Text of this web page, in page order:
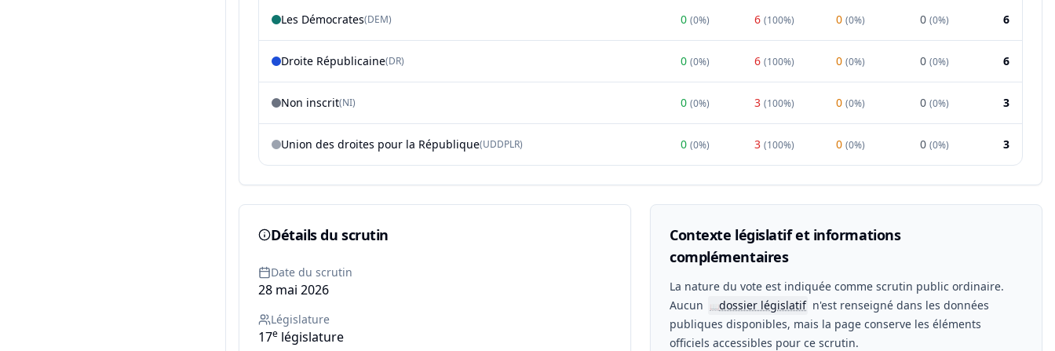
Les Démocrates(DEM) 0 (0%) 6 (100%) 0 (0%) 0 (0%) 6
Droite Républicaine(DR) 0 (0%) 6 (100%) 0 (0%) 0 (0%) 6
Non inscrit(NI) 0 (0%) 3 (100%) 0 (0%) 0 (0%) 3
Union des droites pour la République(UDDPLR) 0 (0%) 3 (100%) 0 (0%) 0 (0%) 3
Détails du scrutin
Date du scrutin
28 mai 2026
Législature
17e législature
Contexte législatif et informations
complémentaires
La nature du vote est indiquée comme scrutin public ordinaire.
Aucun
📖dossier législatif n'est renseigné dans les données
publiques disponibles, mais la page conserve les éléments
officiels accessibles pour ce scrutin.